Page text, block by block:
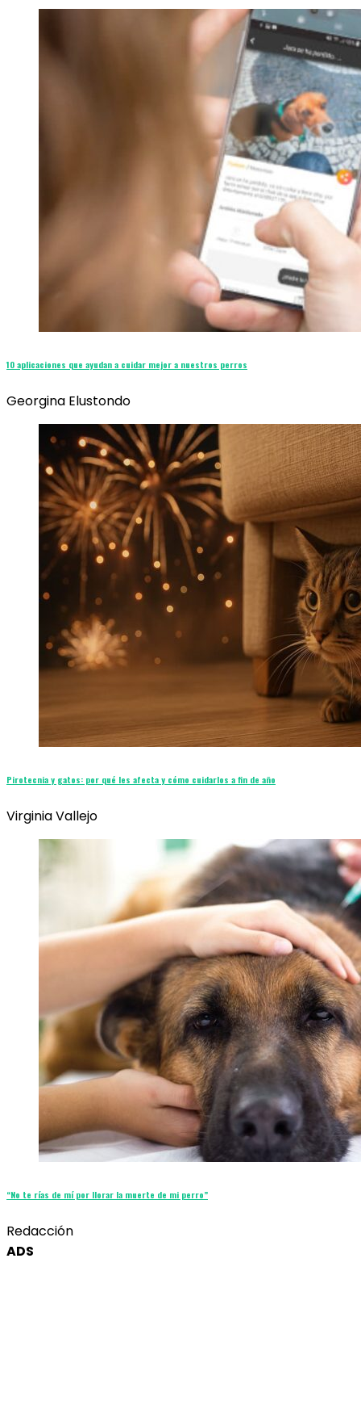
10 aplicaciones que ayudan a cuidar mejor a nuestros perros
Georgina Elustondo
Pirotecnia y gatos: por qué les afecta y cómo cuidarlos a fin de año
Virginia Vallejo
“No te rías de mí por llorar la muerte de mi perro”
Redacción
ADS